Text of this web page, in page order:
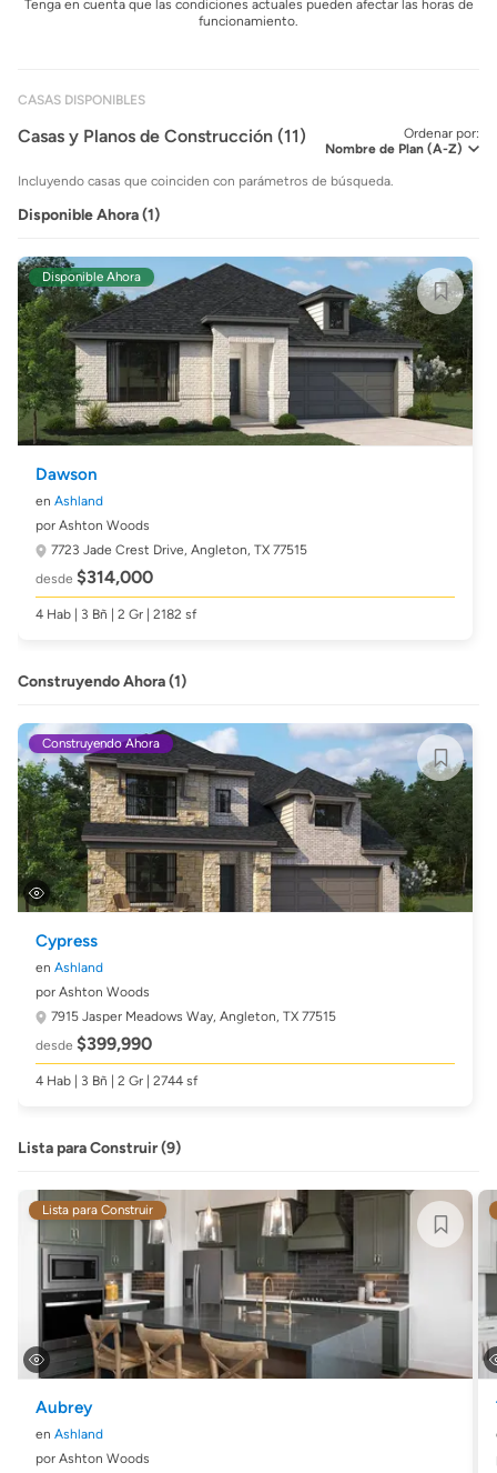
Tenga en cuenta que las condiciones actuales pueden afectar las horas de
funcionamiento.
CASAS DISPONIBLES
Ordenar por:
Casas y Planos de Construcción (11)
Incluyendo casas que coinciden con parámetros de búsqueda.
Disponible Ahora (1)
Disponible Ahora
Dawson
en Ashland
por Ashton Woods
7723 Jade Crest Drive, Angleton, TX 77515
desde $314,000
4 Hab | 3 Bñ | 2 Gr | 2182 sf
Construyendo Ahora (1)
Construyendo Ahora
Cypress
en Ashland
por Ashton Woods
7915 Jasper Meadows Way, Angleton, TX 77515
desde $399,990
4 Hab | 3 Bñ | 2 Gr | 2744 sf
Lista para Construir (9)
Lista para Construir
Aubrey
en Ashland
por Ashton Woods